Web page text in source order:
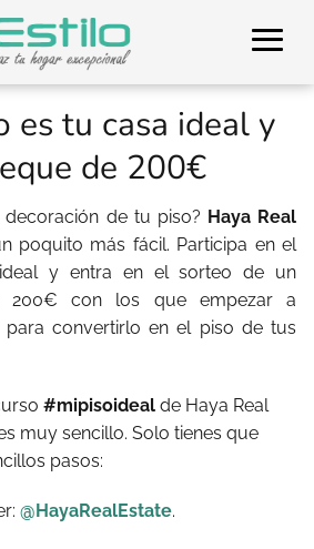
es tu casa ideal y
de 200€
decoración de tu piso? Haya Real
poquito más fácil. Participa en el
y entra en el sorteo de un
200€ con los que empezar a
convertirlo en el piso de tus
#mipisoideal de Haya Real
muy sencillo. Solo tienes que
pasos:
@HayaRealEstate.